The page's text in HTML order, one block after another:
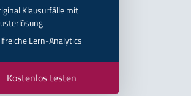
Klausurfälle mit
Lern-Analytics
Kostenlos testen